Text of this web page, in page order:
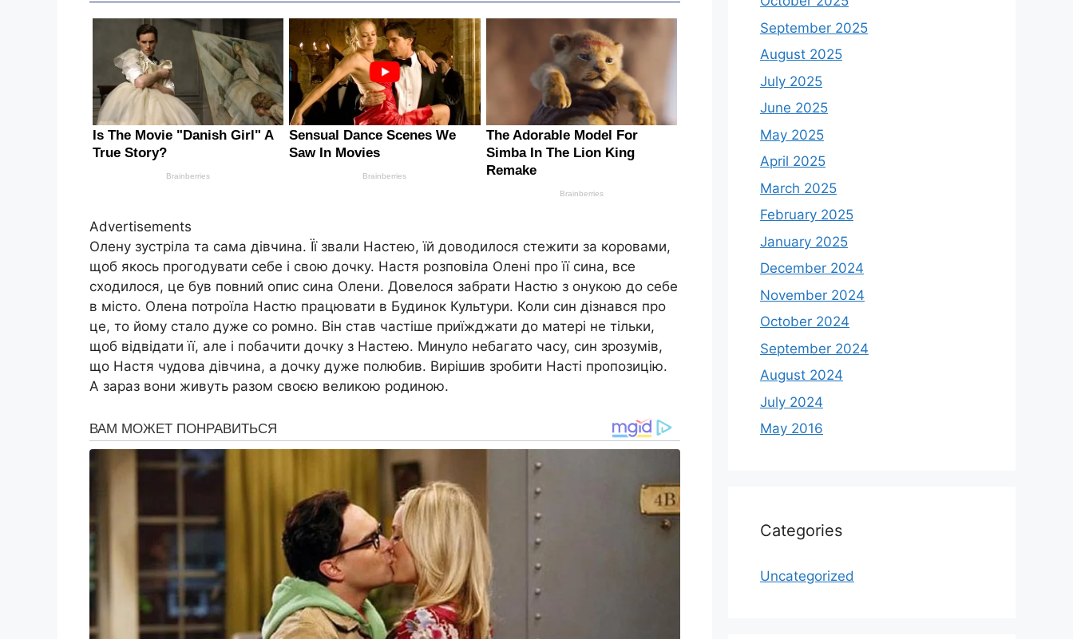
Advertisements
Олену зустріла та сама дівчина. Її звали Настею, їй доводилося стежити за коровами,
щоб якось прогодувати себе і свою дочку. Настя розповіла Олені про її сина, все
сходилося, це був повний опис сина Олени. Довелося забрати Настю з онукою до себе
в місто. Олена потроїла Настю працювати в Будинок Культури. Коли син дізнався про
це, то йому стало дуже со ромно. Він став частіше приїжджати до матері не тільки,
щоб відвідати її, але і побачити дочку з Настею. Минуло небагато часу, син зрозумів,
що Настя чудова дівчина, а дочку дуже полюбив. Вирішив зробити Насті пропозицію.
А зараз вони живуть разом своєю великою родиною.
September 2025
August 2025
July 2025
June 2025
May 2025
April 2025
March 2025
February 2025
January 2025
December 2024
November 2024
October 2024
September 2024
August 2024
July 2024
May 2016
Categories
Uncategorized